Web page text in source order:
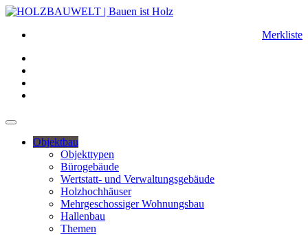
Merkliste
Objektbau
Objekttypen
Bürogebäude
Wertstatt- und Verwaltungsgebäude
Holzhochhäuser
Mehrgeschossiger Wohnungsbau
Hallenbau
Themen